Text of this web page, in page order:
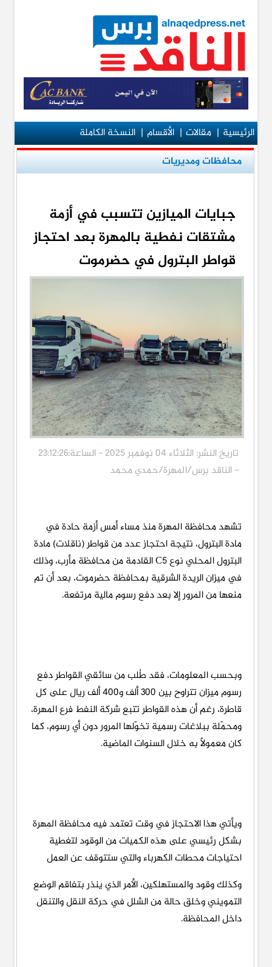
الرئيسية|مقالات|الأقسام|النسخة الكاملة
محافظات ومديريات
جبايات الميازين تتسبب في أزمة
مشتقات نفطية بالمهرة بعد احتجاز
قواطر البترول في حضرموت
تاريخ النشر: الثلاثاء 04 نوفمبر 2025 - الساعة:23:12:26
- الناقد برس/المهرة/حمدي محمد
تشهد محافظة المهرة منذ مساء أمس أزمة حادة في
مادة البترول، نتيجة احتجاز عدد من قواطر (ناقلات) مادة
البترول المحلي نوع C5 القادمة من محافظة مأرب، وذلك
في ميزان الريدة الشرقية بمحافظة حضرموت، بعد أن تم
منعها من المرور إلا بعد دفع رسوم مالية مرتفعة.
وبحسب المعلومات، فقد طُلب من سائقي القواطر دفع
رسوم ميزان تتراوح بين 300 ألف و400 ألف ريال على كل
قاطرة، رغم أن هذه القواطر تتبع شركة النفط فرع المهرة،
ومحمّلة ببلاغات رسمية تخوّلها المرور دون أي رسوم، كما
كان معمولًا به خلال السنوات الماضية.
ويأتي هذا الاحتجاز في وقت تعتمد فيه محافظة المهرة
بشكل رئيسي على هذه الكميات من الوقود لتغطية
احتياجات محطات الكهرباء والتي ستتوقف عن العمل
وكذلك وقود والمستهلكين، الأمر الذي ينذر بتفاقم الوضع
التمويني وخلق حالة من الشلل في حركة النقل والتنقل
داخل المحافظة.